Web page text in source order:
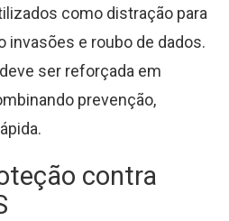
como distração para
invasões e roubo de dados.
ser reforçada em
prevenção,
contra